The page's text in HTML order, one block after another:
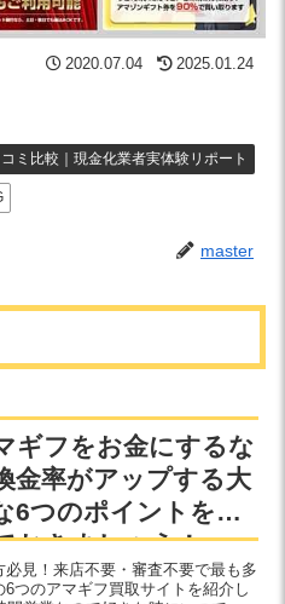
2020.07.04 2025.01.24
ミ比較｜現金化業者実体験リポート
master
ギフをお金にするな
金率がアップする大
6つのポイントを知
おきましょう！
見！来店不要・審査不要で最も多
つのアマギフ買取サイトを紹介し